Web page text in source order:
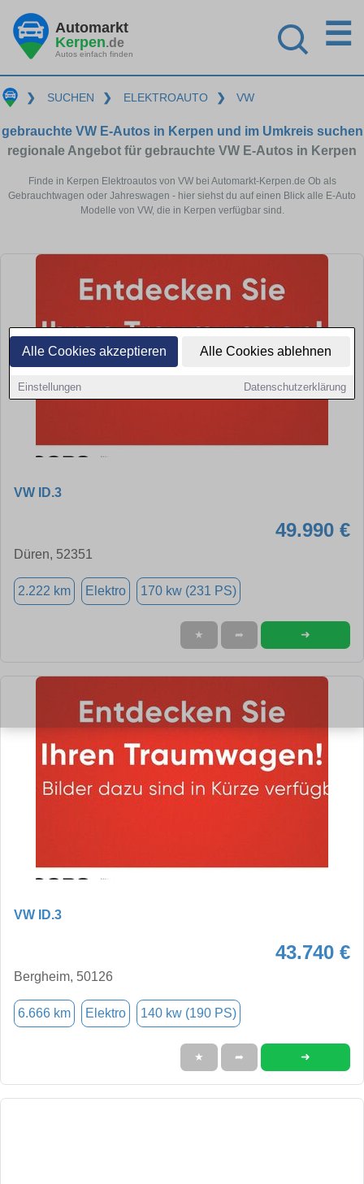
Alle Cookies akzeptieren Alle Cookies ablehnen
Einstellungen Datenschutzerklärung
Automarkt
Kerpen.de
Autos einfach finden
☰
❯ SUCHEN ❯ ELEKTROAUTO ❯ VW
gebrauchte VW E-Autos in Kerpen und im Umkreis suchen
regionale Angebot für gebrauchte VW E-Autos in Kerpen
Finde in Kerpen Elektroautos von VW bei Automarkt-Kerpen.de Ob als
Gebrauchtwagen oder Jahreswagen - hier siehst du auf einen Blick alle E-Auto
Modelle von VW, die in Kerpen verfügbar sind.
VW ID.3
49.990 €
Düren, 52351
2.222 km Elektro 170 kw (231 PS)
★ ➦ ➜
VW ID.3
43.740 €
Bergheim, 50126
6.666 km Elektro 140 kw (190 PS)
★ ➦ ➜